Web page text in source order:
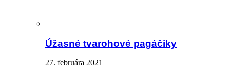
Úžasné tvarohové pagáčiky
27. februára 2021